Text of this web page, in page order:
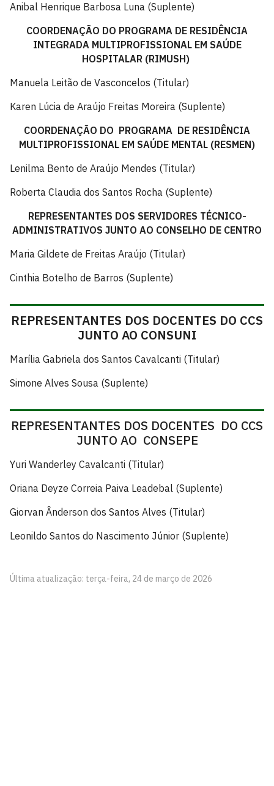
Anibal Henrique Barbosa Luna (Suplente)
COORDENAÇÃO DO PROGRAMA DE RESIDÊNCIA
INTEGRADA MULTIPROFISSIONAL EM SAÚDE
HOSPITALAR (RIMUSH)
Manuela Leitão de Vasconcelos (Titular)
Karen Lúcia de Araújo Freitas Moreira (Suplente)
COORDENAÇÃO DO PROGRAMA DE RESIDÊNCIA
MULTIPROFISSIONAL EM SAÚDE MENTAL (RESMEN)
Lenilma Bento de Araújo Mendes (Titular)
Roberta Claudia dos Santos Rocha (Suplente)
REPRESENTANTES DOS SERVIDORES TÉCNICO-
ADMINISTRATIVOS JUNTO AO CONSELHO DE CENTRO
Maria Gildete de Freitas Araújo (Titular)
Cinthia Botelho de Barros (Suplente)
REPRESENTANTES DOS DOCENTES DO CCS
JUNTO AO CONSUNI
Marília Gabriela dos Santos Cavalcanti (Titular)
Simone Alves Sousa (Suplente)
REPRESENTANTES DOS DOCENTES DO CCS
JUNTO AO CONSEPE
Yuri Wanderley Cavalcanti (Titular)
Oriana Deyze Correia Paiva Leadebal (Suplente)
Giorvan Ânderson dos Santos Alves (Titular)
Leonildo Santos do Nascimento Júnior (Suplente)
Última atualização: terça-feira, 24 de março de 2026